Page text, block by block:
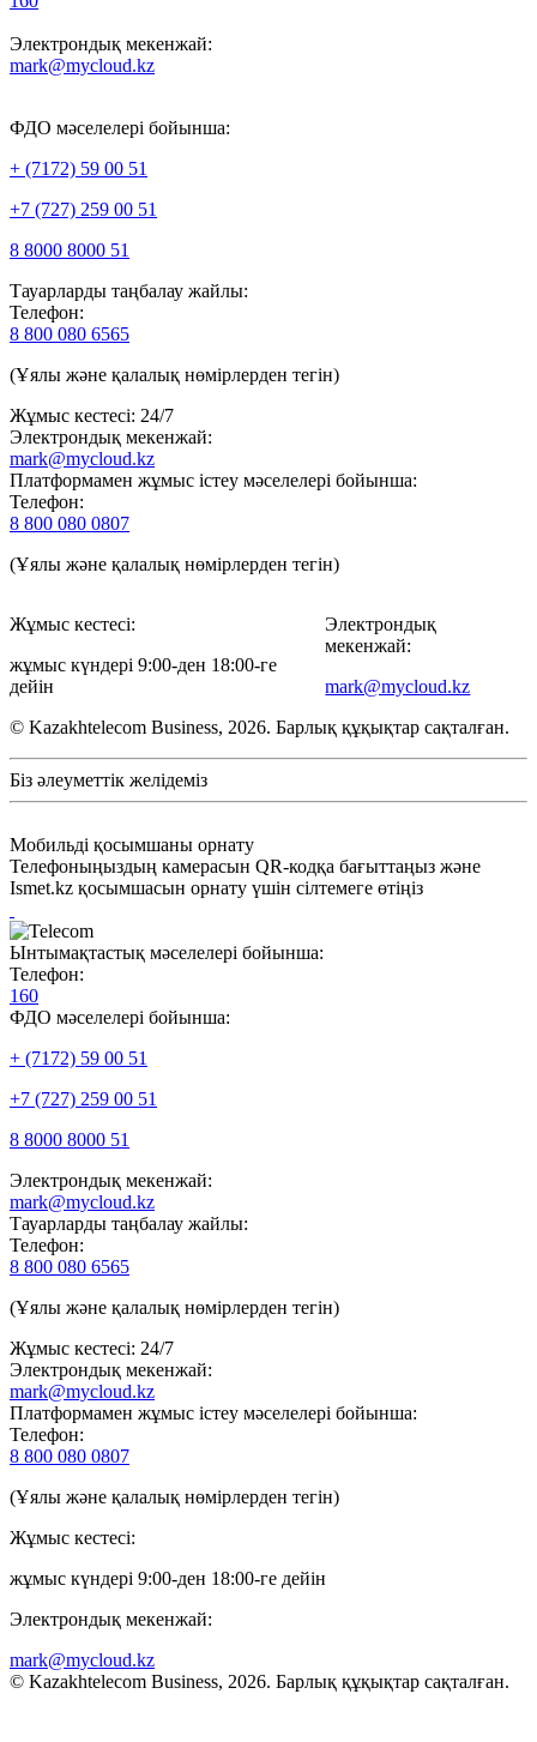
Электрондық мекенжай:
mark@mycloud.kz
ФДО мәселелері бойынша:
+ (7172) 59 00 51
+7 (727) 259 00 51
8 8000 8000 51
Тауарларды таңбалау жайлы:
Телефон:
8 800 080 6565
(Ұялы және қалалық нөмірлерден тегін)
Жұмыс кестесі: 24/7
Электрондық мекенжай:
mark@mycloud.kz
Платформамен жұмыс істеу мәселелері бойынша:
Телефон:
8 800 080 0807
(Ұялы және қалалық нөмірлерден тегін)
Жұмыс кестесі:
жұмыс күндері 9:00-ден 18:00-ге
дейін
Электрондық
мекенжай:
mark@mycloud.kz
© Kazakhtelecom Business, 2026. Барлық құқықтар сақталған.
Біз әлеуметтік желідеміз
Мобильді қосымшаны орнату
Телефоныңыздың камерасын QR-кодқа бағыттаңыз және
Ismet.kz қосымшасын орнату үшін сілтемеге өтіңіз
Ынтымақтастық мәселелері бойынша:
Телефон:
160
ФДО мәселелері бойынша:
+ (7172) 59 00 51
+7 (727) 259 00 51
8 8000 8000 51
Электрондық мекенжай:
mark@mycloud.kz
Тауарларды таңбалау жайлы:
Телефон:
8 800 080 6565
(Ұялы және қалалық нөмірлерден тегін)
Жұмыс кестесі: 24/7
Электрондық мекенжай:
mark@mycloud.kz
Платформамен жұмыс істеу мәселелері бойынша:
Телефон:
8 800 080 0807
(Ұялы және қалалық нөмірлерден тегін)
Жұмыс кестесі:
жұмыс күндері 9:00-ден 18:00-ге дейін
Электрондық мекенжай:
mark@mycloud.kz
© Kazakhtelecom Business, 2026. Барлық құқықтар сақталған.